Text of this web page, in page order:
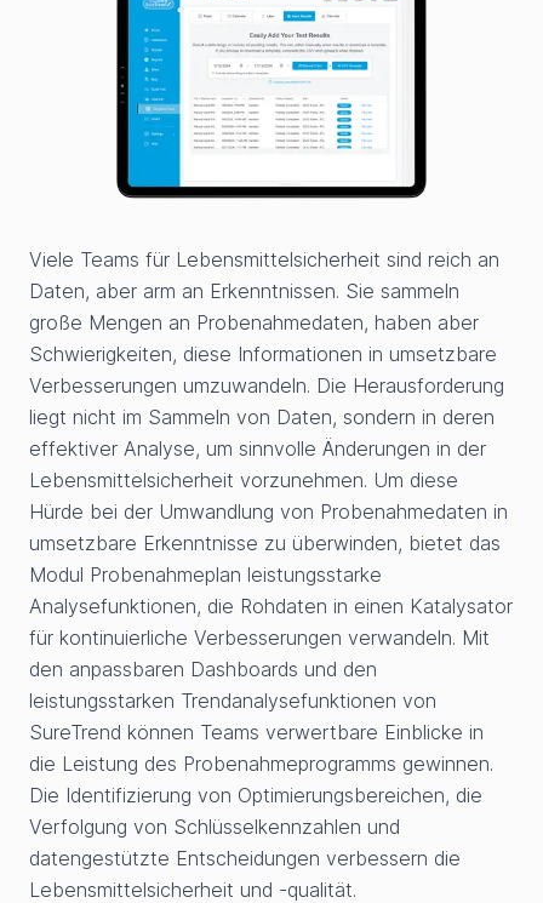
Viele Teams für Lebensmittelsicherheit sind reich an
Daten, aber arm an Erkenntnissen. Sie sammeln
große Mengen an Probenahmedaten, haben aber
Schwierigkeiten, diese Informationen in umsetzbare
Verbesserungen umzuwandeln. Die Herausforderung
liegt nicht im Sammeln von Daten, sondern in deren
effektiver Analyse, um sinnvolle Änderungen in der
Lebensmittelsicherheit vorzunehmen. Um diese
Hürde bei der Umwandlung von Probenahmedaten in
umsetzbare Erkenntnisse zu überwinden, bietet das
Modul Probenahmeplan leistungsstarke
Analysefunktionen, die Rohdaten in einen Katalysator
für kontinuierliche Verbesserungen verwandeln. Mit
den anpassbaren Dashboards und den
leistungsstarken Trendanalysefunktionen von
SureTrend können Teams verwertbare Einblicke in
die Leistung des Probenahmeprogramms gewinnen.
Die Identifizierung von Optimierungsbereichen, die
Verfolgung von Schlüsselkennzahlen und
datengestützte Entscheidungen verbessern die
Lebensmittelsicherheit und -qualität.